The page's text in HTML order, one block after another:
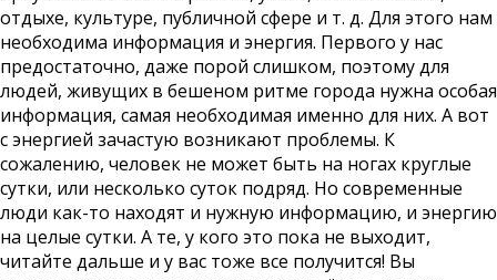
отдыхе, культуре, публичной сфере и т. д. Для этого нам
необходима информация и энергия. Первого у нас
предостаточно, даже порой слишком, поэтому для
людей, живущих в бешеном ритме города нужна особая
информация, самая необходимая именно для них. А вот
с энергией зачастую возникают проблемы. К
сожалению, человек не может быть на ногах круглые
сутки, или несколько суток подряд. Но современные
люди как-то находят и нужную информацию, и энергию
на целые сутки. А те, у кого это пока не выходит,
читайте дальше и у вас тоже все получится! Вы